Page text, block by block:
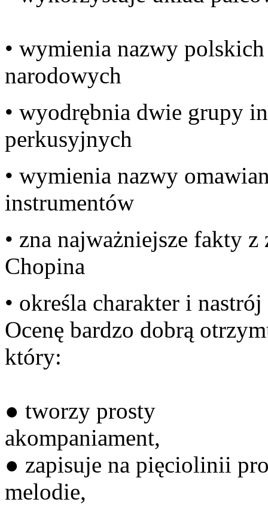
• wymienia nazwy
• wyodrębnia dwie grupy
• wymienia nazwy
• zna najważniejsze fakty z
• określa charakter i
Ocenę bardzo dobrą
● tworzy prosty
● zapisuje na pięciolinii